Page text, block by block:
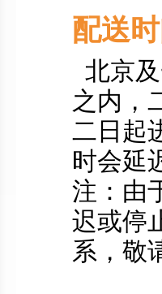
配送
北京
之内，
二日起
时会延
注：由
迟或停
系，敬